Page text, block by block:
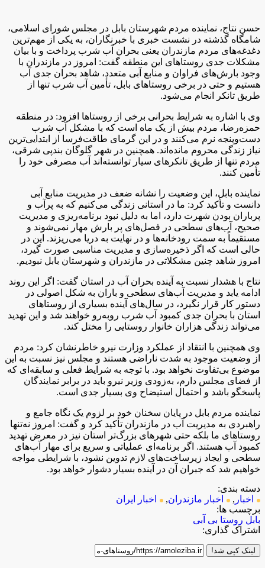
حسن نتاج، نماینده مردم شهرستان بابل در مجلس شورای اسلامی،
شامگاه گذشته در نشست خبری با خبرنگاران، به یکی از مهم‌ترین
دغدغه‌های مردم مازندران یعنی بحران آب شرب پرداخت و با بیان
مشکلات جدی روستاهای این منطقه گفت: امروز در مازندران با
وجود بارش‌های فراوان و منابع آبی متعدد، شاهد بحران جدی آب
هستیم و حتی در برخی روستاهای بابل، تأمین آب شرب تنها از
طریق تانکر انجام می‌شود.
وی با اشاره به شرایط بحرانی برخی از روستاها افزود: در منطقه
حمزه‌رضا، مردم بیش از یک ماه است که با مشکل آب شرب
دست‌وپنجه نرم می‌کنند و در این گرمای طاقت‌فرسا از ابتدایی‌ترین
نیاز زندگی محروم مانده‌اند. همچنین در شهر گلوگان بندپی شرقی،
مردم تنها از طریق تانکرهای سیار توانسته‌اند آب مصرفی خود را
تأمین کنند.
نماینده بابل، این وضعیت را نشانه ضعف در مدیریت منابع آبی
دانست و تأکید کرد: ما در استانی زندگی می‌کنیم که به پرآب و
پرباران بودن شهرت دارد، اما به دلیل نبود برنامه‌ریزی و مدیریت
صحیح، آب‌های سطحی در فصل‌های پر بارش مهار نمی‌شوند و
مستقیماً به سمت رودخانه‌ها و در نهایت به دریا می‌ریزند. این در
حالی است که اگر ذخیره‌سازی و مدیریت مناسبی صورت گیرد،
امروز شاهد چنین مشکلاتی در مازندران و شهرستان بابل نبودیم.
نتاج با هشدار نسبت به آینده بحران آب در استان گفت: اگر این روند
ادامه یابد و مدیریت آب‌های سطحی و باران به شکل اصولی در
دستور کار قرار نگیرد، در سال‌های آینده بسیاری از روستاهای
استان با بحران جدی کمبود آب شرب روبه‌رو خواهند شد و این تهدید
می‌تواند زندگی هزاران خانوار روستایی را مختل کند.
وی همچنین با انتقاد از عملکرد وزارت نیرو خاطرنشان کرد: مردم
از وضعیت موجود به شدت ناراضی هستند و مجلس نیز نسبت به این
موضوع بی‌تفاوت نخواهد بود. با توجه به شرایط فعلی و سابقه‌ای که
از فضای مجلس دارم، به‌زودی وزیر نیرو باید در برابر نمایندگان
پاسخگو باشد و احتمال استیضاح وی بسیار جدی است.
نماینده مردم بابل در پایان سخنان خود بر لزوم یک نگاه جامع و
راهبردی به مدیریت آب در مازندران تأکید کرد و گفت: امروز نه‌تنها
روستاهای ما بلکه حتی شهرهای بزرگ‌تر استان نیز در معرض تهدید
کمبود آب هستند. اگر برنامه‌ای عملیاتی و سریع برای مهار آب‌های
سطحی و ایجاد زیرساخت‌های لازم تدوین نشود، با شرایطی مواجه
خواهیم شد که جبران آن در آینده بسیار دشوار خواهد بود.
دسته بندی:
اخبار , اخبار مازندران,
اخبار ایران
برچسب ها:
بابل روستا بی آبی
اشتراک گذاری:
لینک کپی شد!